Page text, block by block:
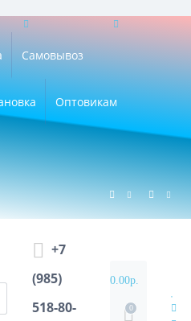
×
Самовывоз
Оптовикам
+7
(985)
518-80-
0.00р.
0